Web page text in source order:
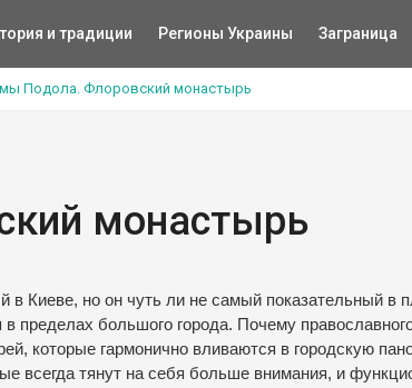
и традиции Регионы Украины Заграница
Подола. Флоровский монастырь
монастырь
Киеве, но он чуть ли не самый показательный в
пределах большого города. Почему
которые гармонично вливаются в городскую
всегда тянут на себя больше внимания, и